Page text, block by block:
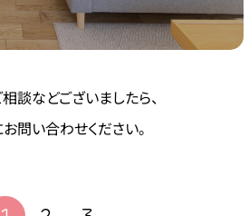
談などございましたら、
問い合わせください。